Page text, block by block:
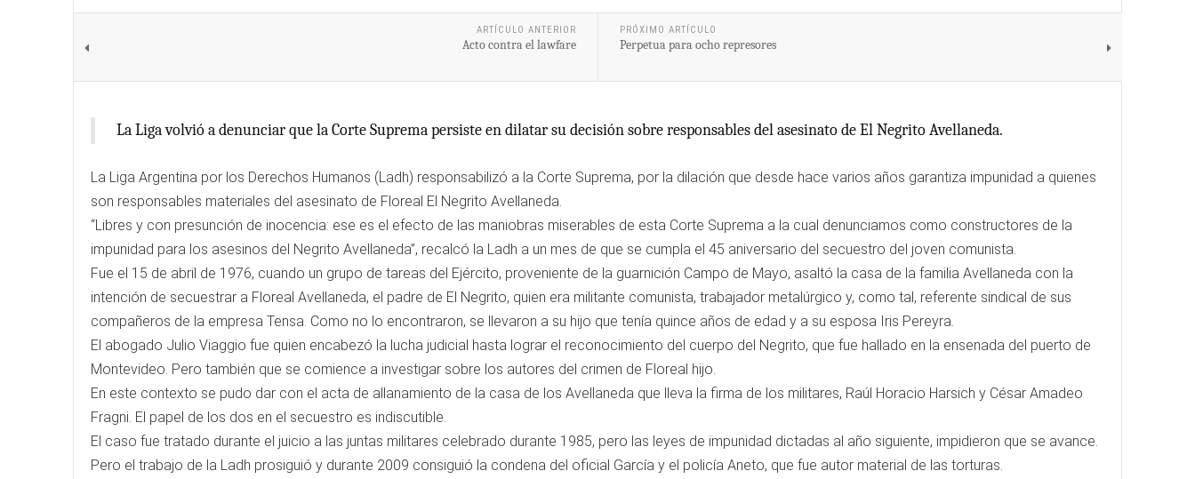
ARTÍCULO ANTERIOR
Acto contra el lawfare
PRÓXIMO ARTÍCULO
Perpetua para ocho represores
La Liga volvió a denunciar que la Corte Suprema persiste en dilatar su decisión sobre responsables del asesinato de El Negrito Avellaneda.
La Liga Argentina por los Derechos Humanos (Ladh) responsabilizó a la Corte Suprema, por la dilación que desde hace varios años garantiza impunidad a quienes
son responsables materiales del asesinato de Floreal El Negrito Avellaneda.
“Libres y con presunción de inocencia: ese es el efecto de las maniobras miserables de esta Corte Suprema a la cual denunciamos como constructores de la
impunidad para los asesinos del Negrito Avellaneda”, recalcó la Ladh a un mes de que se cumpla el 45 aniversario del secuestro del joven comunista.
Fue el 15 de abril de 1976, cuando un grupo de tareas del Ejército, proveniente de la guarnición Campo de Mayo, asaltó la casa de la familia Avellaneda con la
intención de secuestrar a Floreal Avellaneda, el padre de El Negrito, quien era militante comunista, trabajador metalúrgico y, como tal, referente sindical de sus
compañeros de la empresa Tensa. Como no lo encontraron, se llevaron a su hijo que tenía quince años de edad y a su esposa Iris Pereyra.
El abogado Julio Viaggio fue quien encabezó la lucha judicial hasta lograr el reconocimiento del cuerpo del Negrito, que fue hallado en la ensenada del puerto de
Montevideo. Pero también que se comience a investigar sobre los autores del crimen de Floreal hijo.
En este contexto se pudo dar con el acta de allanamiento de la casa de los Avellaneda que lleva la firma de los militares, Raúl Horacio Harsich y César Amadeo
Fragni. El papel de los dos en el secuestro es indiscutible.
El caso fue tratado durante el juicio a las juntas militares celebrado durante 1985, pero las leyes de impunidad dictadas al año siguiente, impidieron que se avance.
Pero el trabajo de la Ladh prosiguió y durante 2009 consiguió la condena del oficial García y el policía Aneto, que fue autor material de las torturas.